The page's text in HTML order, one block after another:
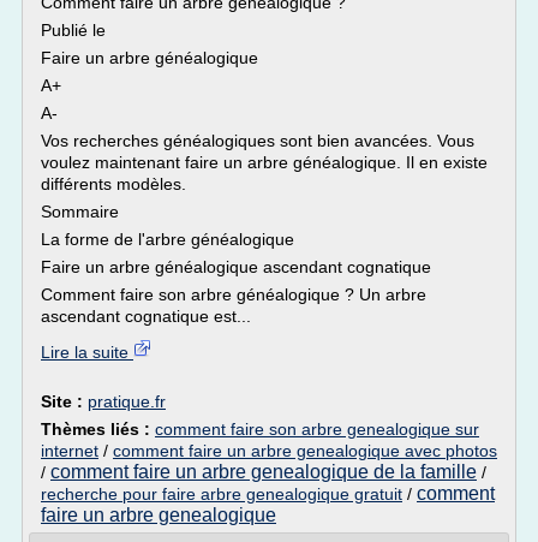
Publié le
Faire un arbre généalogique
A+
A-
Vos recherches généalogiques sont bien avancées. Vous
voulez maintenant faire un arbre généalogique. Il en existe
différents modèles.
Sommaire
La forme de l'arbre généalogique
Faire un arbre généalogique ascendant cognatique
Comment faire son arbre généalogique ? Un arbre
ascendant cognatique est...
Lire la suite
Site : pratique.fr
Thèmes liés : comment faire son arbre genealogique sur
internet / comment faire un arbre genealogique avec photos
/ comment faire un arbre genealogique de la famille /
recherche pour faire arbre genealogique gratuit / comment
faire un arbre genealogique